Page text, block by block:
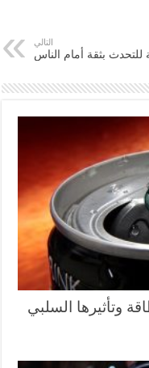
التالي
للتحدث بثقة أمام الناس
وتأثيرها السلبي